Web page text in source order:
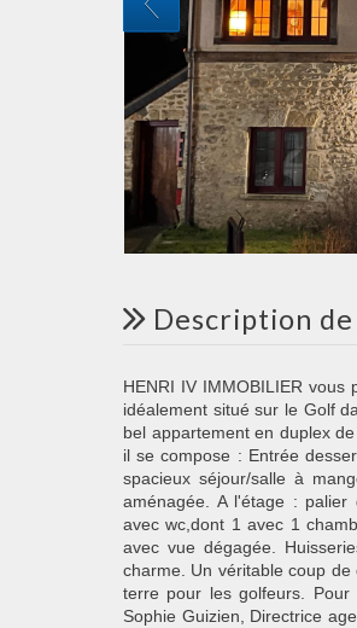
description
HENRI IV IMMOBILIER vous
idéalement situé sur le Golf
bel appartement en duplex
il se compose : Entrée
spacieux séjour/salle à
aménagée. A l'étage :
avec wc,dont 1 avec 1
avec vue dégagée.
charme. Un véritable coup
terre pour les golfeurs. Pour
Sophie Guizien, Directrice